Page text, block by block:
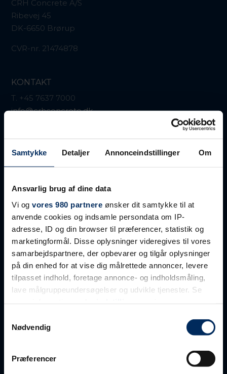
Samtykke Detaljer Annonceindstillinger Om
Ansvarlig brug af dine data
Vi og vores 980 partnere ønsker dit samtykke til at
anvende cookies og indsamle persondata om IP-
adresse, ID og din browser til præferencer, statistik og
marketingformål. Disse oplysninger videregives til vores
samarbejdspartnere, der opbevarer og tilgår oplysninger
på din enhed for at vise dig målrettede annoncer, levere
tilpasset indhold, foretage annonce- og indholdsmåling,
lave målgruppeundersøgelser og udvikle tjenester. Se
tilbage eller ændre indstillinger fra vores
"Cookiedeklaration", eller ved at trykke på "Privacy
Nødvendig
Præferencer
CRH Concrete A/S
Ribevej 45
DK-6650 Brørup
CVR-nr. 21474878
KONTAKT
T. +45 7637 7000
info@crhconcrete.dk
LINKS
Ledige job
Projektering
Aftalebetingelser
Letbetonvægge
Tag